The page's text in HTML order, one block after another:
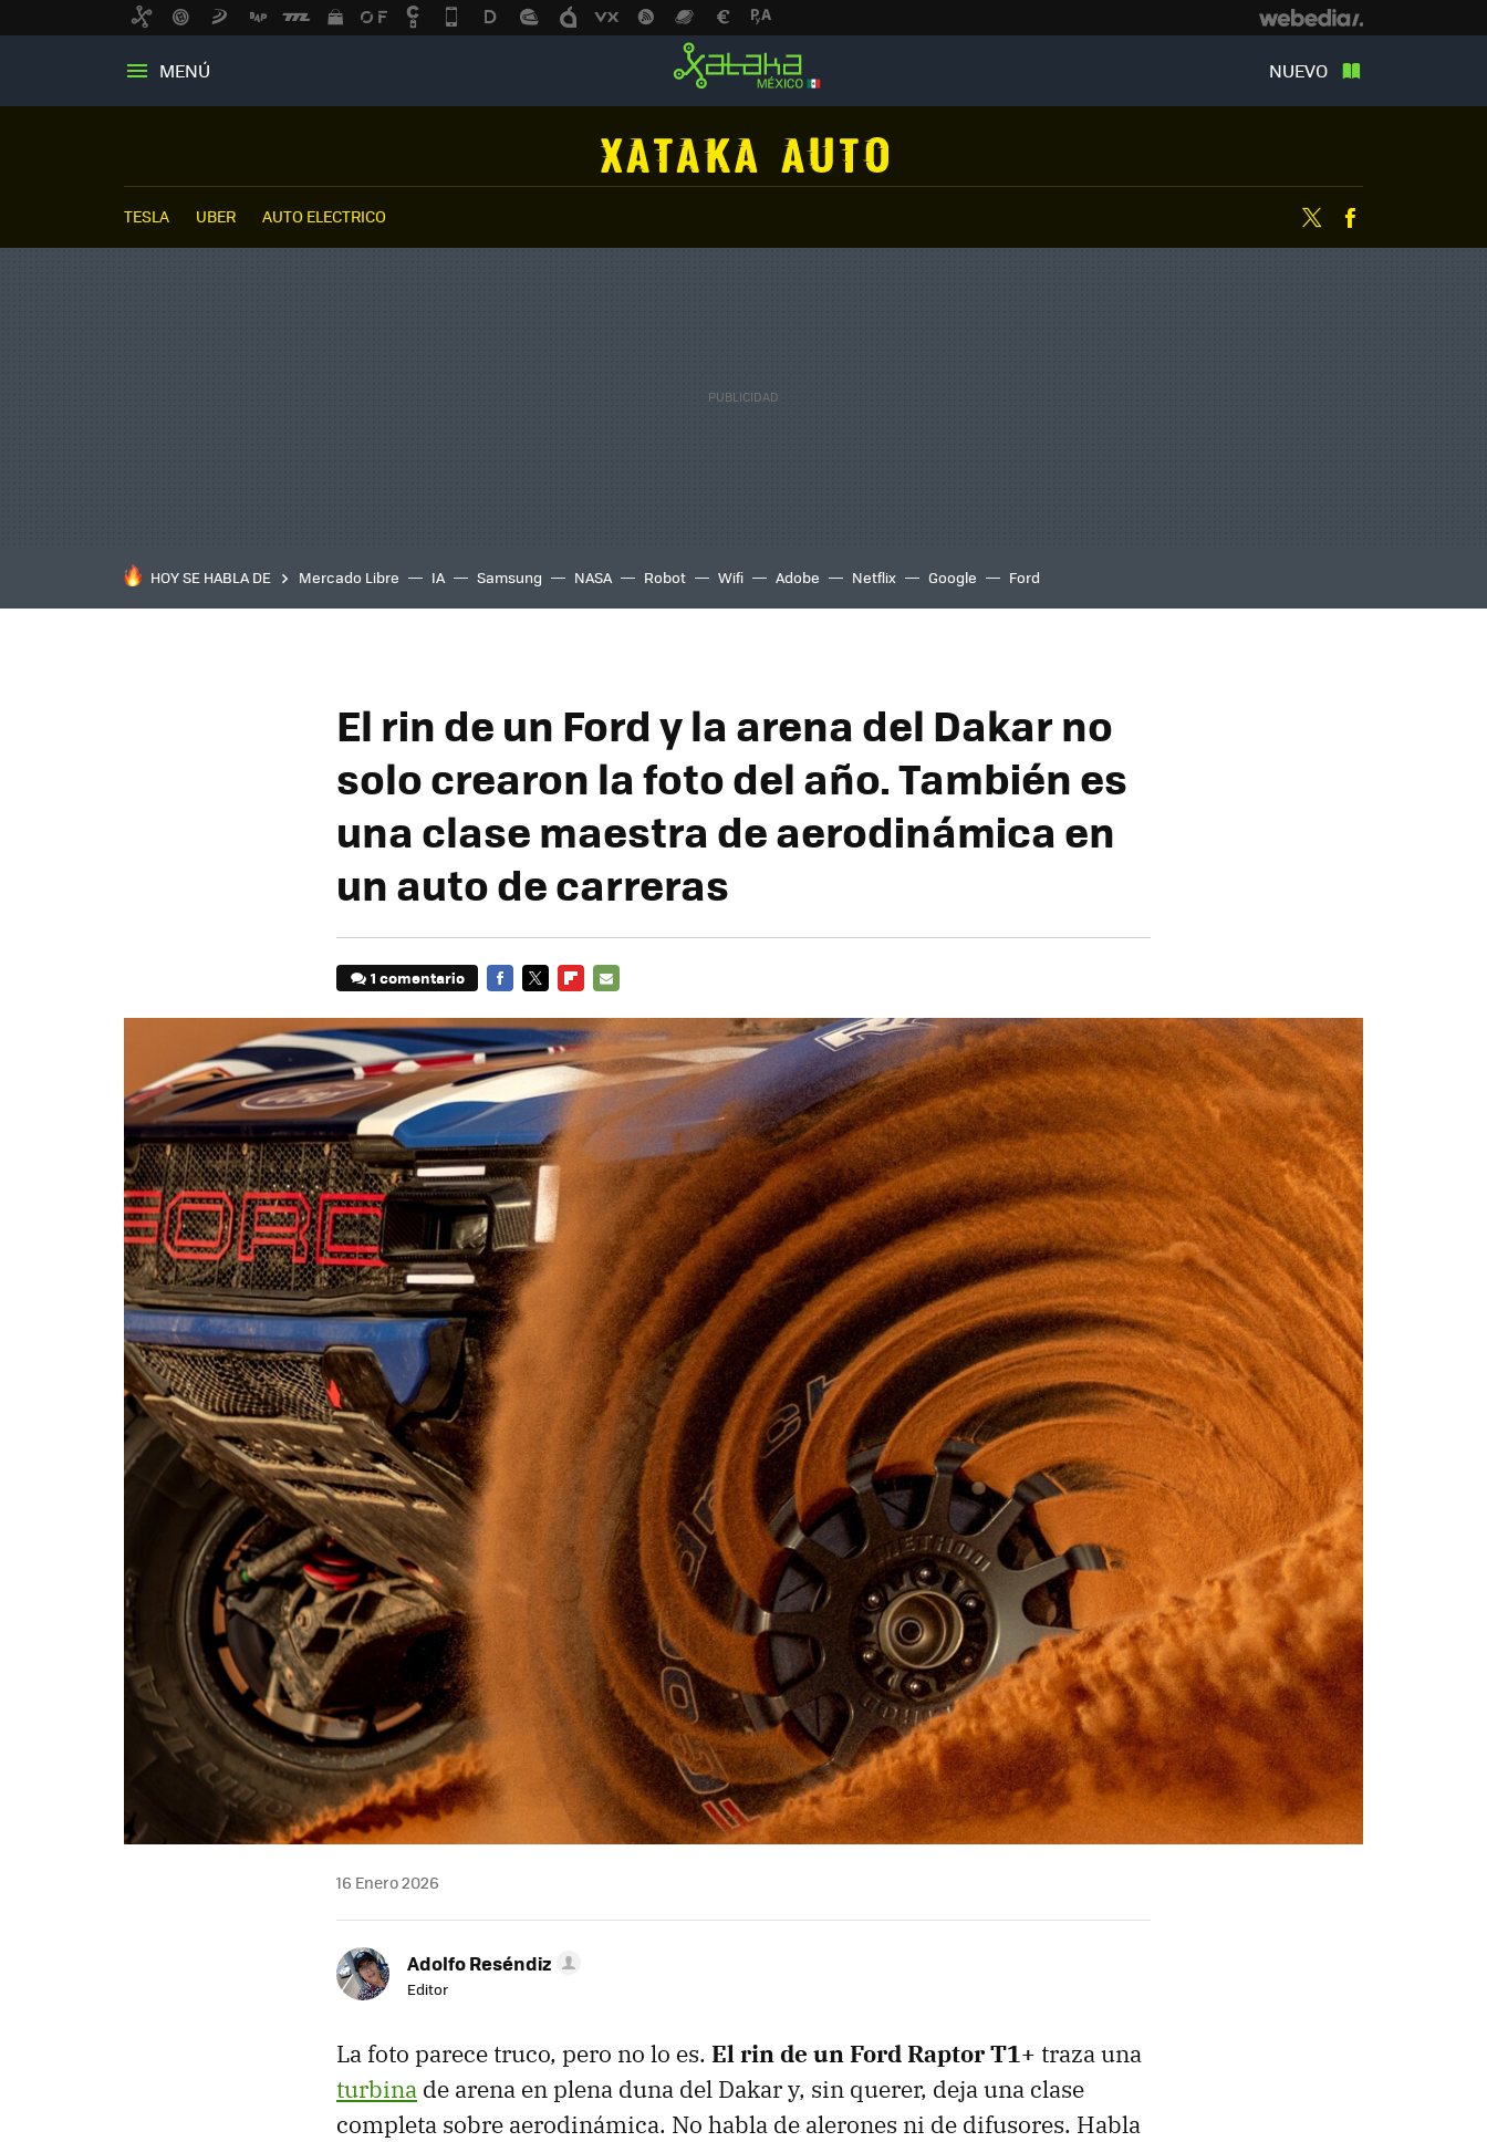
MENÚ NUEVO
TESLA UBER AUTO ELECTRICO Twitter
HOY SE HABLA DE Mercado Libre IA Samsung NASA Robot Wifi Adobe Netflix Google Ford
El rin de un Ford y la arena del Dakar no
solo crearon la foto del año. También es
una clase maestra de aerodinámica en
un auto de carreras
1 comentario
MAIL
16 Enero 2026
Adolfo Reséndiz
Editor
La foto parece truco, pero no lo es. El rin de unFordRaptor T1+ traza una
turbina de arena en plena duna del Dakar y, sin querer, deja una clase
completa sobre aerodinámica. No habla de alerones ni de difusores. Habla